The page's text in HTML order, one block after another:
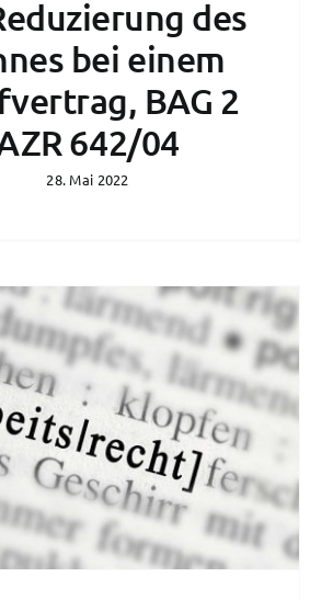
des
bei einem
BAG 2
642/04
28. Mai 2022